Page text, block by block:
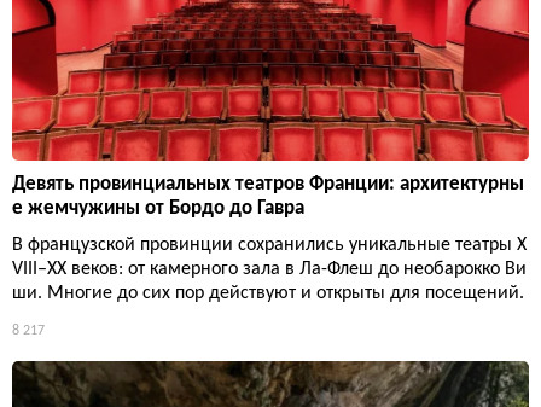
Девять провинциальных театров Франции: архитектурны
е жемчужины от Бордо до Гавра
В французской провинции сохранились уникальные театры X
VIII–XX веков: от камерного зала в Ла-Флеш до необарокко Ви
ши. Многие до сих пор действуют и открыты для посещений.
8 217